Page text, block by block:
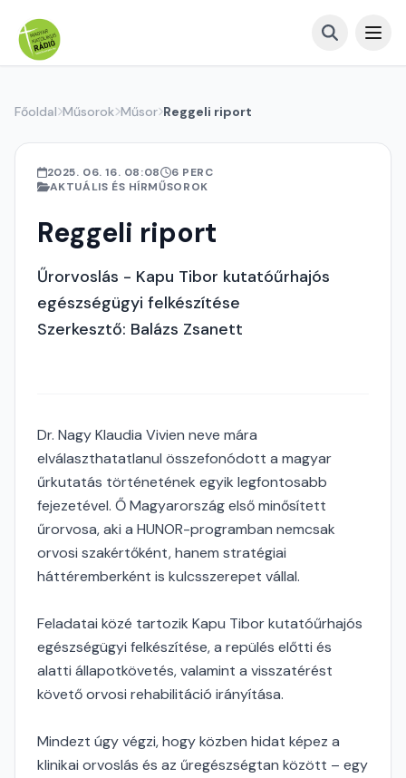
Főoldal Műsorok Műsor Reggeli riport
2025. 06. 16. 08:08
6 PERC
AKTUÁLIS ÉS HÍRMŰSOROK
Reggeli riport
Űrorvoslás - Kapu Tibor kutatóűrhajós
egészségügyi felkészítése
Szerkesztő: Balázs Zsanett
Dr. Nagy Klaudia Vivien neve mára
elválaszthatatlanul összefonódott a magyar
űrkutatás történetének egyik legfontosabb
fejezetével. Ő Magyarország első minősített
űrorvosa, aki a HUNOR-programban nemcsak
orvosi szakértőként, hanem stratégiai
háttéremberként is kulcsszerepet vállal.
Feladatai közé tartozik Kapu Tibor kutatóűrhajós
egészségügyi felkészítése, a repülés előtti és
alatti állapotkövetés, valamint a visszatérést
követő orvosi rehabilitáció irányítása.
Mindezt úgy végzi, hogy közben hidat képez a
klinikai orvoslás és az űregészségtan között – egy